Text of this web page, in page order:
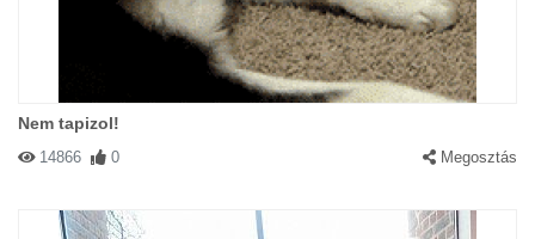
Nem tapizol!
14866 0 Megosztás